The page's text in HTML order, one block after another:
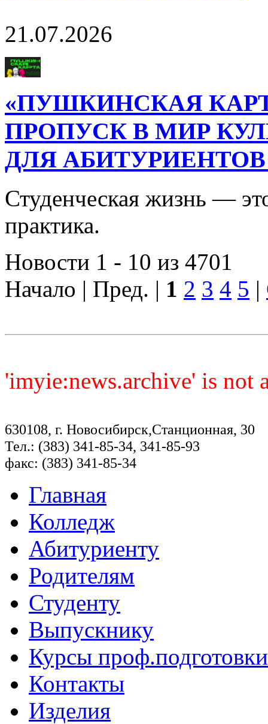
21.07.2026
«ПУШКИНСКАЯ
ПРОПУСК В МИР
ДЛЯ
Студенческая жизнь —
практика.
Новости 1 - 10 из 4701
Начало | Пред. | 1 2 3 4 5 |
'imyie:news.archive' is not
630108, г. Новосибирск,Станционная, 30
Тел.: (383) 341-85-34, 341-85-93
факс: (383) 341-85-34
Главная
Колледж
Абитуриенту
Родителям
Студенту
Выпускнику
Курсы проф.подготовки
Контакты
Изделия